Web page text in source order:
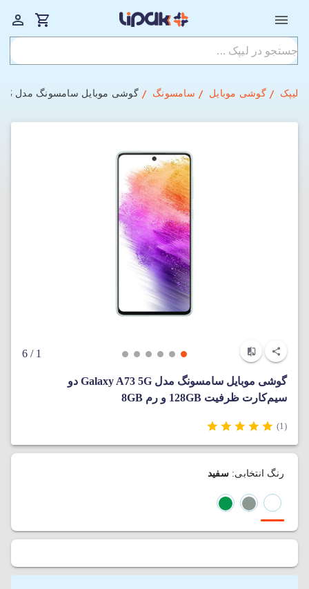
لیپک گوشی موبایل سامسونگ گوشی موبایل سامسونگ مدل Galaxy A73 5G دو سیم‌کارت ظرفیت 128GB و رم 8GB
1
/ 6
گوشی موبایل سامسونگ مدل Galaxy A73 5G دو
سیم‌کارت ظرفیت 128GB و رم 8GB
(1)
رنگ انتخابی:سفید